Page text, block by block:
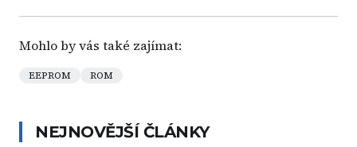
Mohlo by vás také zajímat:
EEPROM ROM
NEJNOVĚJŠÍ ČLÁNKY